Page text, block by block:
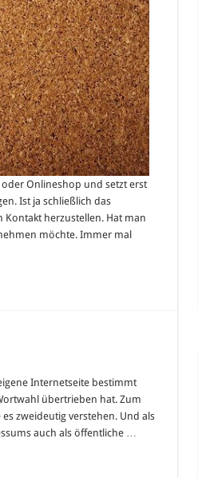
Onlineshop und setzt erst
Ist ja schließlich das
herzustellen. Hat man
möchte. Immer mal
Internetseite bestimmt
übertrieben hat. Zum
zweideutig verstehen. Und als
auch als öffentliche …